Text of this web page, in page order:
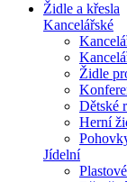
Židle a křesla
Kancelářské
Židle
Dětské
Herní
Jídelní